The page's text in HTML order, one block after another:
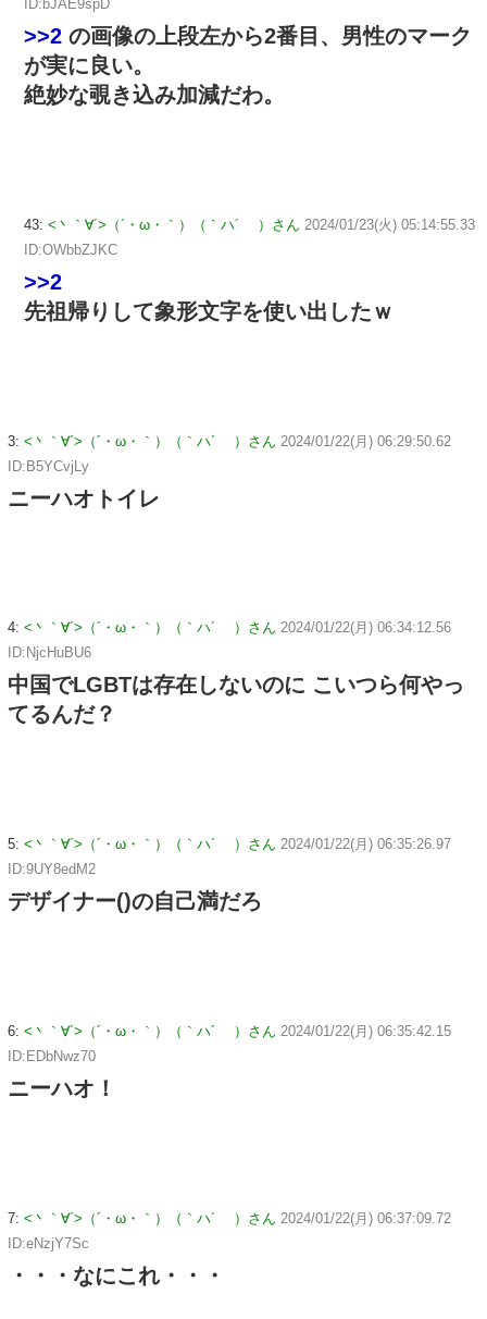
ID:bJAE9spD
>>2 の画像の上段左から2番目、男性のマーク
が実に良い。
絶妙な覗き込み加減だわ。
43: <丶｀∀´>（´・ω・｀）（｀ハ´ ）さん 2024/01/23(火) 05:14:55.33
ID:OWbbZJKC
>>2
先祖帰りして象形文字を使い出したｗ
3: <丶｀∀´>（´・ω・｀）（｀ハ´ ）さん 2024/01/22(月) 06:29:50.62
ID:B5YCvjLy
ニーハオトイレ
4: <丶｀∀´>（´・ω・｀）（｀ハ´ ）さん 2024/01/22(月) 06:34:12.56
ID:NjcHuBU6
中国でLGBTは存在しないのに こいつら何やっ
てるんだ？
5: <丶｀∀´>（´・ω・｀）（｀ハ´ ）さん 2024/01/22(月) 06:35:26.97
ID:9UY8edM2
デザイナー()の自己満だろ
6: <丶｀∀´>（´・ω・｀）（｀ハ´ ）さん 2024/01/22(月) 06:35:42.15
ID:EDbNwz70
ニーハオ！
7: <丶｀∀´>（´・ω・｀）（｀ハ´ ）さん 2024/01/22(月) 06:37:09.72
ID:eNzjY7Sc
・・・なにこれ・・・